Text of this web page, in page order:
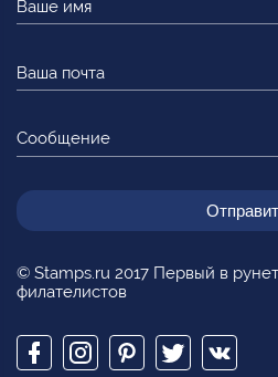
© Stamps.ru 2017 Первый в
филателистов
имя
почта
Сообщение